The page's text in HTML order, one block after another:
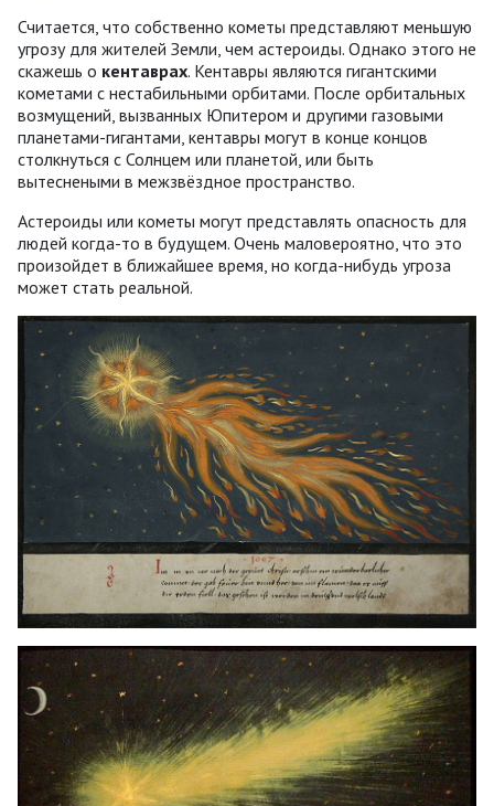
Считается, что собственно кометы представляют меньшую
угрозу для жителей Земли, чем астероиды. Однако этого не
скажешь о кентаврах. Кентавры являются гигантскими
кометами с нестабильными орбитами. После орбитальных
возмущений, вызванных Юпитером и другими газовыми
планетами-гигантами, кентавры могут в конце концов
столкнуться с Солнцем или планетой, или быть
вытеснеными в межзвёздное пространство.
Астероиды или кометы могут представлять опасность для
людей когда-то в будущем. Очень маловероятно, что это
произойдет в ближайшее время, но когда-нибудь угроза
может стать реальной.